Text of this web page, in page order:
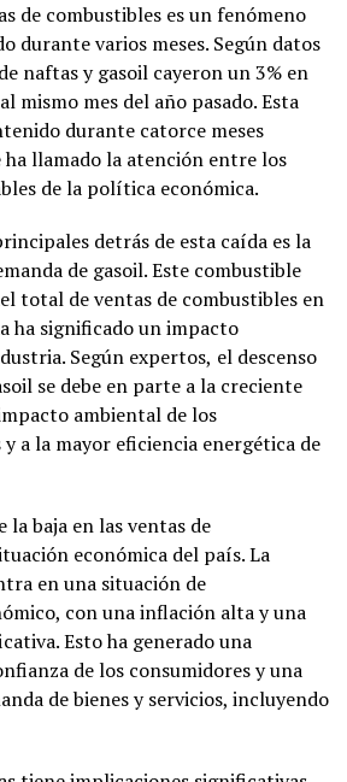
de combustibles es un fenómeno
durante varios meses. Según datos
naftas y gasoil cayeron un 3% en
mismo mes del año pasado. Esta
durante catorce meses
ha llamado la atención entre los
de la política económica.
detrás de esta caída es la
de gasoil. Este combustible
total de ventas de combustibles en
ha significado un impacto
Según expertos, el descenso
se debe en parte a la creciente
ambiental de los
a la mayor eficiencia energética de
baja en las ventas de
económica del país. La
en una situación de
con una inflación alta y una
Esto ha generado una
de los consumidores y una
de bienes y servicios, incluyendo